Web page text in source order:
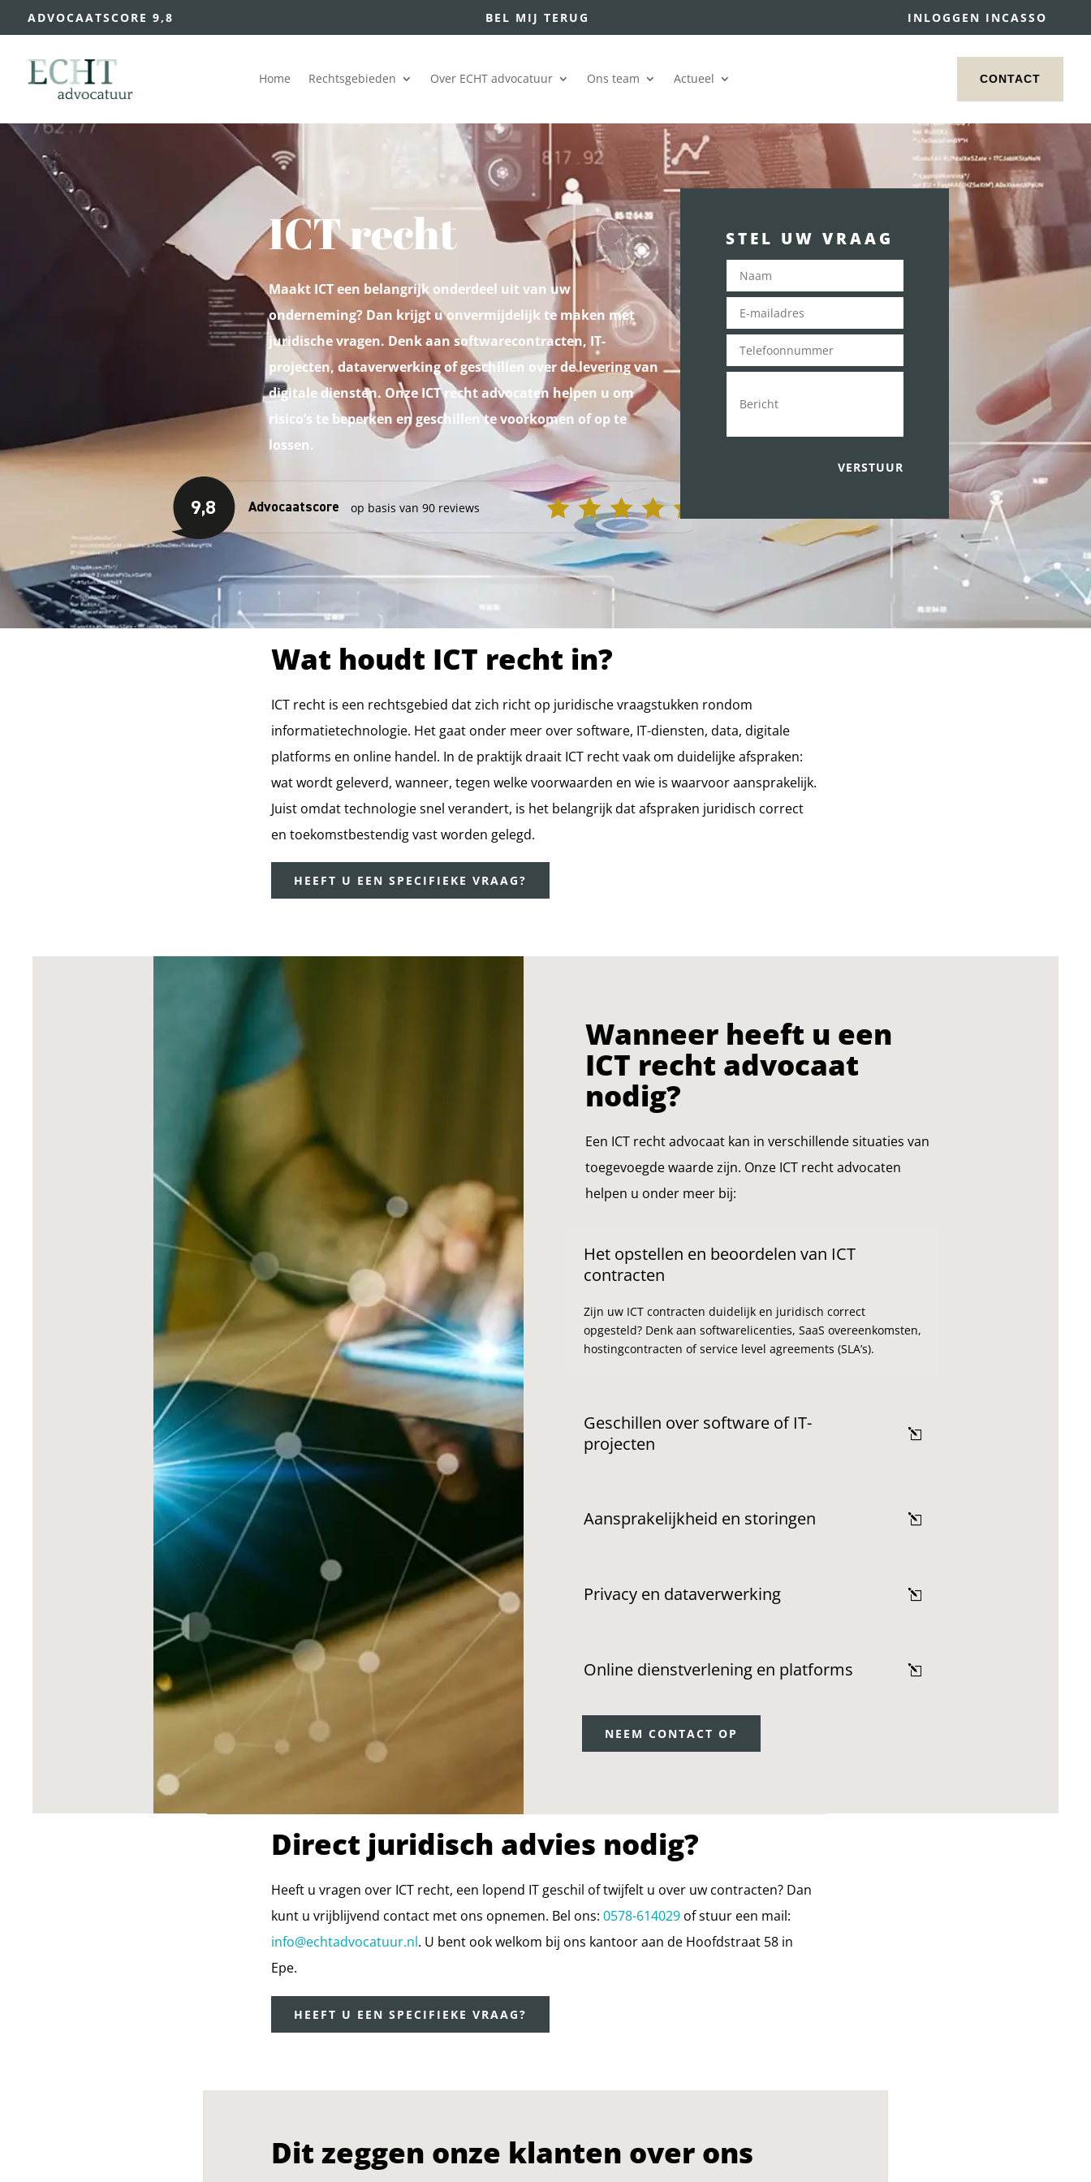
ADVOCAATSCORE 9,8 BEL MIJ TERUG INLOGGEN INCASSO
Home Rechtsgebieden Over ECHT advocatuur Ons team Actueel CONTACT
ICT recht
Maakt ICT een belangrijk onderdeel uit van uw
onderneming? Dan krijgt u onvermijdelijk te maken met
juridische vragen. Denk aan softwarecontracten, IT-
projecten, dataverwerking of geschillen over de levering van
digitale diensten. Onze ICT recht advocaten helpen u om
risico’s te beperken en geschillen te voorkomen of op te
lossen.
STEL UW VRAAG
VERSTUUR
Wat houdt ICT recht in?
ICT recht is een rechtsgebied dat zich richt op juridische vraagstukken rondom
informatietechnologie. Het gaat onder meer over software, IT-diensten, data, digitale
platforms en online handel. In de praktijk draait ICT recht vaak om duidelijke afspraken:
wat wordt geleverd, wanneer, tegen welke voorwaarden en wie is waarvoor aansprakelijk.
Juist omdat technologie snel verandert, is het belangrijk dat afspraken juridisch correct
en toekomstbestendig vast worden gelegd.
HEEFT U EEN SPECIFIEKE VRAAG?
Wanneer heeft u een
ICT recht advocaat
nodig?
Een ICT recht advocaat kan in verschillende situaties van
toegevoegde waarde zijn. Onze ICT recht advocaten
helpen u onder meer bij:
Het opstellen en beoordelen van ICT
contracten
Zijn uw ICT contracten duidelijk en juridisch correct
opgesteld? Denk aan softwarelicenties, SaaS overeenkomsten,
hostingcontracten of service level agreements (SLA’s).
Geschillen over software of IT-
projecten
Aansprakelijkheid en storingen
Privacy en dataverwerking
Online dienstverlening en platforms
NEEM CONTACT OP
Direct juridisch advies nodig?
Heeft u vragen over ICT recht, een lopend IT geschil of twijfelt u over uw contracten? Dan
kunt u vrijblijvend contact met ons opnemen. Bel ons:0578-614029 of stuur een mail:
info@echtadvocatuur.nl. U bent ook welkom bij ons kantoor aan de Hoofdstraat 58 in
Epe.
HEEFT U EEN SPECIFIEKE VRAAG?
Dit zeggen onze klanten over ons